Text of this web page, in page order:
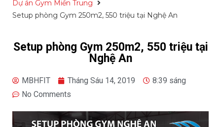
Dự án Gym Miền Trung
Setup phòng Gym 250m2, 550 triệu tại Nghệ An
Setup phòng Gym 250m2, 550 triệu tại
Nghệ An
MBHFIT Tháng Sáu 14, 2019
8:39 sáng
No Comments